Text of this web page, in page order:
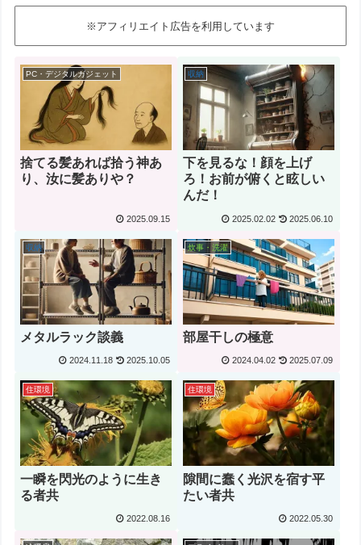
※アフィリエイト広告を利用しています
PC・デジタルガジェット
捨てる髪あれば拾う神あ
り、汝に髪ありや？
2025.09.15
収納
下を見るな！顔を上げ
ろ！お前が俯くと眩しい
んだ！
2025.02.02 2025.06.10
収納
メタルラック談義
2024.11.18 2025.10.05
炊事・洗濯
部屋干しの極意
2024.04.02 2025.07.09
住環境
一瞬を閃光のように生き
る者共
2022.08.16
住環境
隙間に蠢く光沢を宿す平
たい者共
2022.05.30